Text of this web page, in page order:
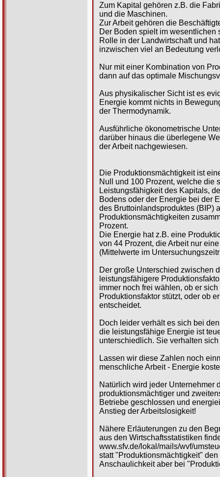
Zum Kapital gehören z.B. die
und die Maschinen.
Zur Arbeit gehören die
Der Boden spielt im wesentlichen
Rolle in der Landwirtschaft und hat
inzwischen viel an Bedeutung
Nur mit einer Kombination von
dann auf das optimale
Aus physikalischer Sicht ist es
Energie kommt nichts in
der Thermodynamik.
Ausführliche ökonometrische
darüber hinaus die überlegene
der Arbeit nachgewiesen.
Die Produktionsmächtigkeit ist
Null und 100 Prozent, welche die
Leistungsfähigkeit des Kapitals,
Bodens oder der Energie bei der
des Bruttoinlandsproduktes (BIP)
Produktionsmächtigkeiten
Prozent.
Die Energie hat z.B. eine
von 44 Prozent, die Arbeit nur
(Mittelwerte im
Der große Unterschied zwischen
leistungsfähigere
immer noch frei wählen, ob er
Produktionsfaktor stützt, oder ob
entscheidet.
Doch leider verhält es sich bei
die leistungsfähige Energie ist
unterschiedlich. Sie verhalten
Lassen wir diese Zahlen noch
menschliche Arbeit - Energie
Natürlich wird jeder Unternehmer
produktionsmächtiger und
Betriebe geschlossen und
Anstieg der Arbeitslosigkeit!
Nähere Erläuterungen zu den
aus den Wirtschaftsstatistiken
www.sfv.de/lokal/mails/wvf/
statt "Produktionsmächtigkeit"
Anschaulichkeit aber bei